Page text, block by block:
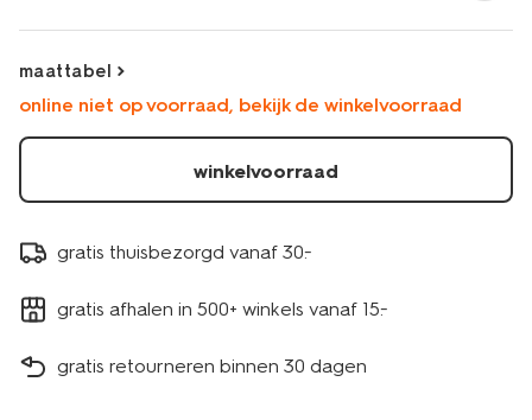
maattabel
online niet op voorraad, bekijk de winkelvoorraad
winkelvoorraad
gratis thuisbezorgd vanaf 30.-
gratis afhalen in 500+ winkels vanaf 15.-
gratis retourneren binnen 30 dagen